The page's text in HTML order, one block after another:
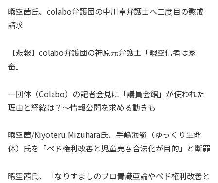
暇空茜氏、colabo弁護団の中川卓弁護士へ二度目の懲戒
請求
【悲報】colabo弁護団の神原元弁護士「暇空信者は家
畜」
一団体（Colabo）の記者会見に「議員会館」が使われた
理由と経緯は？〜情報公開を求める動きも
暇空茜/Kiyoteru Mizuhara氏、手嶋海嶺（ゆっくり生命
体）氏を「ペド権利改善と児童売春合法化が目的」と断罪
暇空茜氏、「なりすましのプロ青識亜論やペド権利改善と